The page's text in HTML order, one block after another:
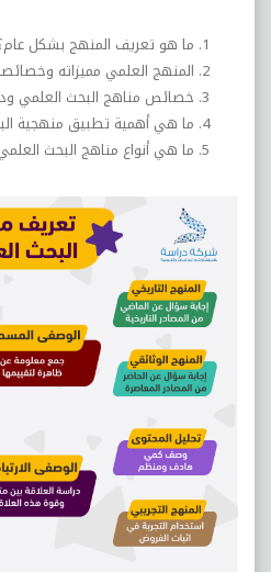
ما هو تعريف المنهج بشكل
المنهج العلمي مميزاته
خصائص مناهج البحث العلمي
ما هي أهمية تطبيق منهجية
ما هي أنواع مناهج البحث